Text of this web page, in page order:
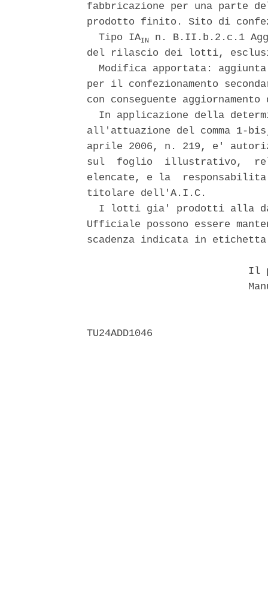
fabbricazione per una parte
prodotto finito. Sito di
  Tipo IA
IN
n. B.II.b.2.c.1
del rilascio dei lotti,
Modifica apportata:
per il confezionamento
con conseguente
In applicazione della
all'attuazione del comma 1-
aprile 2006, n. 219, e'
sul  foglio  illustrativo,
elencate, e la
titolare dell'A.I.C.
I lotti gia' prodotti alla
Ufficiale possono essere
scadenza indicata in
Il